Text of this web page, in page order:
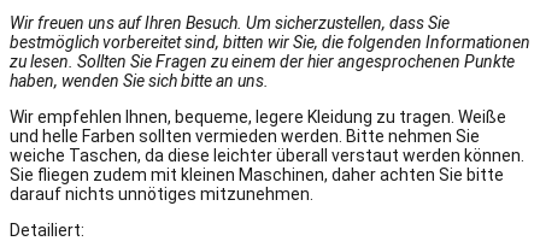
Wir freuen uns auf Ihren Besuch. Um sicherzustellen, dass Sie
bestmöglich vorbereitet sind, bitten wir Sie, die folgenden Informationen
zu lesen. Sollten Sie Fragen zu einem der hier angesprochenen Punkte
haben, wenden Sie sich bitte an uns.
Wir empfehlen Ihnen, bequeme, legere Kleidung zu tragen. Weiße
und helle Farben sollten vermieden werden. Bitte nehmen Sie
weiche Taschen, da diese leichter überall verstaut werden können.
Sie fliegen zudem mit kleinen Maschinen, daher achten Sie bitte
darauf nichts unnötiges mitzunehmen.
Detailiert: